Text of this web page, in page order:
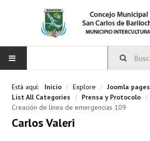
CONCEJO
Bloques Políticos
Está aquí: Inicio / Explore / Joomla pages
List All Categories / Prensa y Protocolo /
Creación de línea de emergencias 109
Carlos Valeri